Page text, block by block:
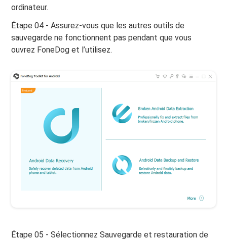
ordinateur.
Étape 04 - Assurez-vous que les autres outils de
sauvegarde ne fonctionnent pas pendant que vous
ouvrez FoneDog et l’utilisez.
Étape 05 - Sélectionnez Sauvegarde et restauration de